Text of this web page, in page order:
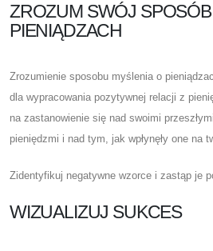
ZROZUM SWÓJ
PIENIĄDZACH
Zrozumienie sposobu myślenia o
dla wypracowania pozytywnej relacji z
na zastanowienie się nad swoimi
pieniędzmi i nad tym, jak wpłynęły one na
Zidentyfikuj negatywne wzorce i zastąp je
WIZUALIZUJ SUKCES